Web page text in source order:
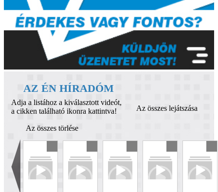
AZ ÉN HÍRADÓM
Adja a listához a kiválasztott videót,
a cikken található ikonra kattintva!
Az összes lejátszása
Az összes törlése